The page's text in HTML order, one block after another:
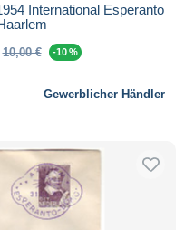
International Esperanto
10,00 € -10 %
Gewerblicher Händler